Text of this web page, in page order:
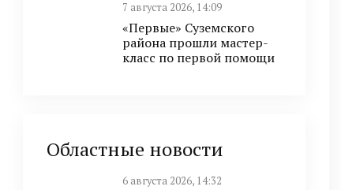
7 августа 2026, 14:09
«Первые» Суземского
района прошли мастер-
класс по первой помощи
Областные новости
6 августа 2026, 14:32